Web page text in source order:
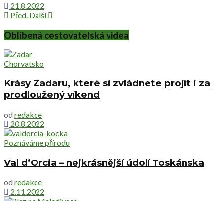
21.8.2022
Před. Další
Oblíbená cestovatelská videa
Chorvatsko
Krásy Zadaru, které si zvládnete projít i za
prodloužený víkend
od redakce
20.8.2022
Poznáváme přírodu
Val d’Orcia – nejkrásnější údolí Toskánska
od redakce
2.11.2022